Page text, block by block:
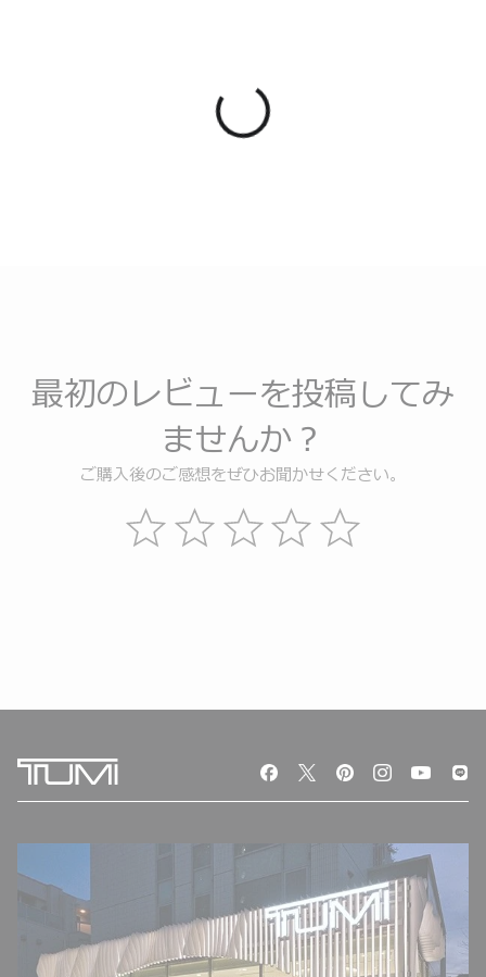
最初のレビューを投稿してみ
ませんか？
ご購入後のご感想をぜひお聞かせください。